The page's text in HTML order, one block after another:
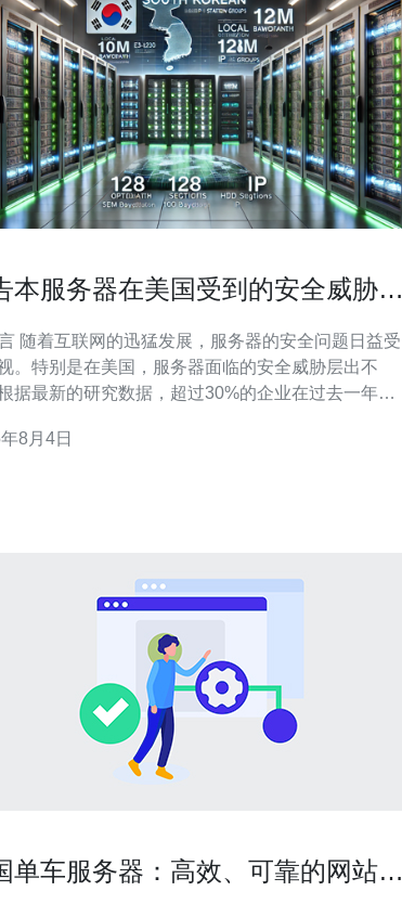
本服务器在美国受到的安全威胁及
问题日益受
。特别是在美国，服务器面临的安全威胁层出不
据最新的研究数据，超过30%的企业在过去一年内
美国的服务器主8月4日
单车服务器：高效、可靠的网站托